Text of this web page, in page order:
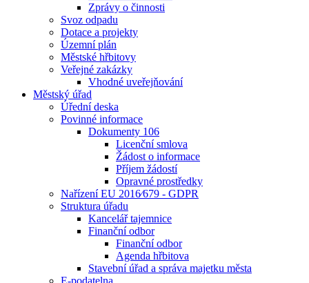
Zprávy o činnosti
Svoz odpadu
Dotace a projekty
Územní plán
Městské hřbitovy
Veřejné zakázky
Vhodné uveřejňování
Městský úřad
Úřední deska
Povinné informace
Dokumenty 106
Licenční smlova
Žádost o informace
Příjem žádostí
Opravné prostředky
Nařízení EU 2016⁄679 - GDPR
Struktura úřadu
Kancelář tajemnice
Finanční odbor
Finanční odbor
Agenda hřbitova
Stavební úřad a správa majetku města
E-podatelna